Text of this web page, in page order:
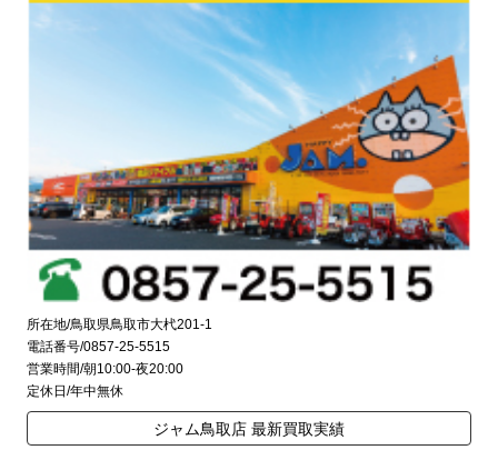
所在地/鳥取県鳥取市大杙201-1
電話番号/0857-25-5515
営業時間/朝10:00-夜20:00
定休日/年中無休
ジャム鳥取店 最新買取実績